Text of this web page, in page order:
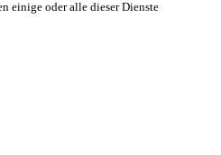
einige oder alle dieser Dienste